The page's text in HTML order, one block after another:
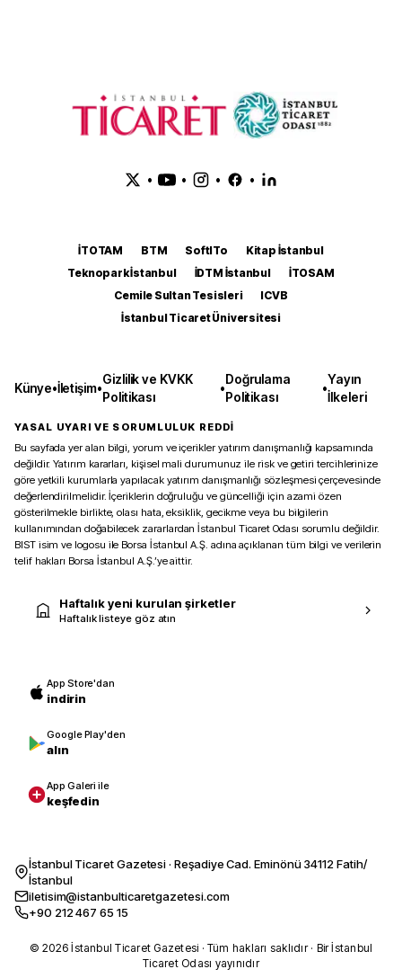
• • • •
İTOTAM BTM SoftITo
Kitap İstanbul
Teknopark İstanbul
İDTM İstanbul
İTOSAM
Cemile Sultan Tesisleri
ICVB
İstanbul Ticaret Üniversitesi
Künye•İletişim•
Gizlilik ve KVKK
Politikası
•
Doğrulama
Politikası
•
Yayın
İlkeleri
YASAL UYARI VE SORUMLULUK REDDİ
Bu sayfada yer alan bilgi, yorum ve içerikler yatırım danışmanlığı kapsamında
değildir. Yatırım kararları, kişisel mali durumunuz ile risk ve getiri tercihlerinize
göre yetkili kurumlarla yapılacak yatırım danışmanlığı sözleşmesi çerçevesinde
değerlendirilmelidir. İçeriklerin doğruluğu ve güncelliği için azami özen
gösterilmekle birlikte, olası hata, eksiklik, gecikme veya bu bilgilerin
kullanımından doğabilecek zararlardan İstanbul Ticaret Odası sorumlu değildir.
BIST isim ve logosu ile Borsa İstanbul A.Ş. adına açıklanan tüm bilgi ve verilerin
telif hakları Borsa İstanbul A.Ş.’ye aittir.
Haftalık yeni kurulan şirketler
Haftalık listeye göz atın
App Store'dan
indirin
Google Play'den
alın
App Galeri ile
keşfedin
İstanbul Ticaret Gazetesi · Reşadiye Cad. Eminönü 34112 Fatih/
İstanbul
iletisim@istanbulticaretgazetesi.com
+90 212 467 65 15
© 2026 İstanbul Ticaret Gazetesi · Tüm hakları saklıdır · Bir İstanbul
Ticaret Odası yayınıdır